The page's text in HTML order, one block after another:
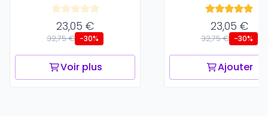
23,05 €
32,75 € -30%
Voir plus
23,05 €
32,75 € -30%
Ajouter